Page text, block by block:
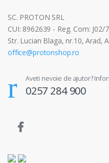
SC. PROTON SRL
CUI: 8962639 - Reg. Com: J02/
Str. Lucian Blaga, nr.10, Arad,
office@protonshop.ro
Aveti nevoie de ajutor?
0257 284 900